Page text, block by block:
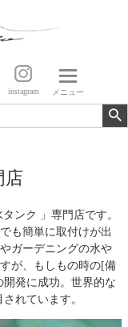
instagram メニュー
店
ンク 」専門店です。
も簡単に取付けが出
ガーデニングの水や
が、もしもの時の[備
発に成功。世界的な
れています。